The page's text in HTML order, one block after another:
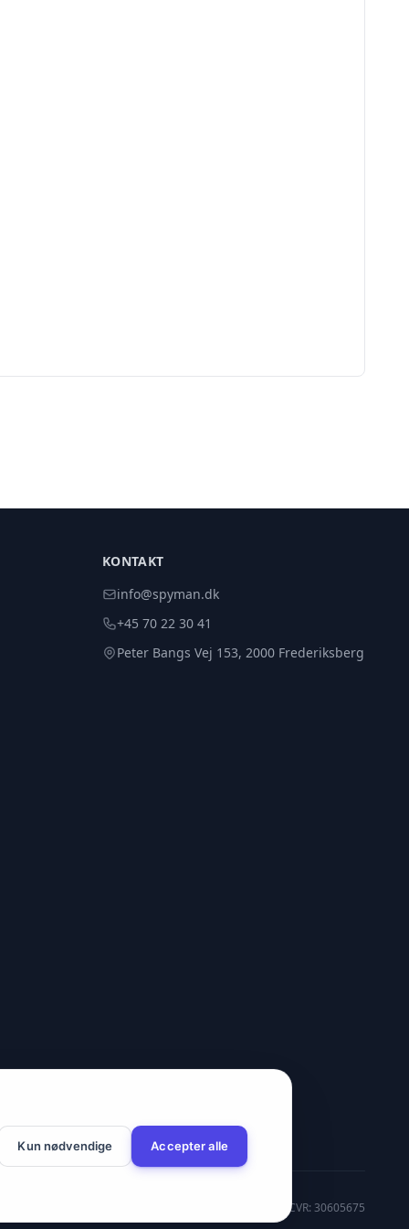
KONTAKT
info@spyman.dk
+45 70 22 30 41
Peter Bangs Vej 153, 2000 Frederiksberg
CVR: 30605675
Kun nødvendige Accepter alle